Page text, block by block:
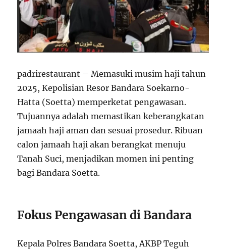
padrirestaurant – Memasuki musim haji tahun
2025, Kepolisian Resor Bandara Soekarno-
Hatta (Soetta) memperketat pengawasan.
Tujuannya adalah memastikan keberangkatan
jamaah haji aman dan sesuai prosedur. Ribuan
calon jamaah haji akan berangkat menuju
Tanah Suci, menjadikan momen ini penting
bagi Bandara Soetta.
Fokus Pengawasan di Bandara
Kepala Polres Bandara Soetta, AKBP Teguh